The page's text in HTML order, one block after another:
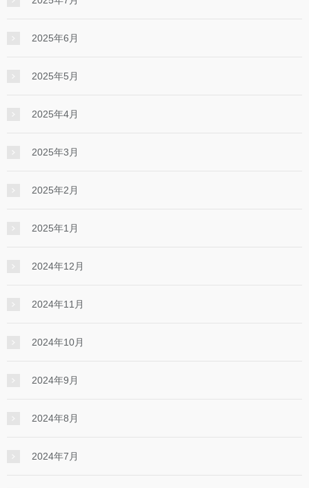
2025年6月
2025年5月
2025年4月
2025年3月
2025年2月
2025年1月
2024年12月
2024年11月
2024年10月
2024年9月
2024年8月
2024年7月